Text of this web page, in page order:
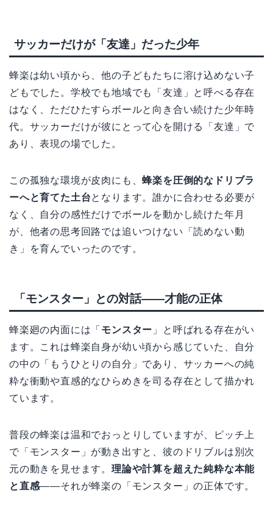
サッカーだけが「友達」だった少年
蜂楽は幼い頃から、他の子どもたちに溶け込めない子
どもでした。学校でも地域でも「友達」と呼べる存在
はなく、ただひたすらボールと向き合い続けた少年時
代。サッカーだけが彼にとって心を開ける「友達」で
あり、表現の場でした。
この孤独な環境が皮肉にも、蜂楽を圧倒的なドリブラ
ーへと育てた土台となります。誰かに合わせる必要が
なく、自分の感性だけでボールを動かし続けた年月
が、他者の思考回路では追いつけない「読めない動
き」を育んでいったのです。
「モンスター」との対話——才能の正体
蜂楽廻の内面には「 モンスター 」と呼ばれる存在がい
ます。これは蜂楽自身が幼い頃から感じていた、自分
の中の「もうひとりの自分」であり、サッカーへの純
粋な衝動や直感的なひらめきを司る存在として描かれ
ています。
普段の蜂楽は温和でおっとりしていますが、ピッチ上
で「モンスター」が動き出すと、彼のドリブルは別次
元の動きを見せます。 理論や計算を超えた純粋な本能
と直感——それが蜂楽の「モンスター」の正体です。